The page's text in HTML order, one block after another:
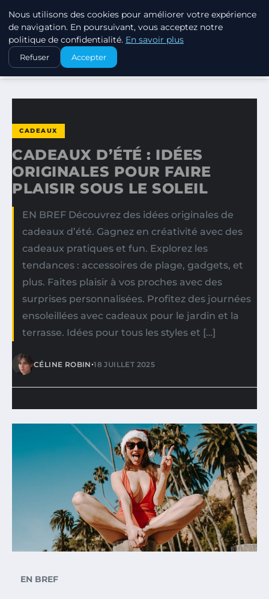
SWISSTALES
ACCUEIL
CADEAUX
CADEAUX D’ÉTÉ : IDÉES ORIGINALES POUR FAIRE PLAISIR…
CADEAUX
CADEAUX D’ÉTÉ : IDÉES
ORIGINALES POUR FAIRE
PLAISIR SOUS LE SOLEIL
EN BREF Découvrez des idées originales de
cadeaux d’été. Gagnez en créativité avec des
cadeaux pratiques et fun. Explorez les
tendances : accessoires de plage, gadgets, et
plus. Faites plaisir à vos proches avec des
surprises personnalisées. Profitez des journées
ensoleillées avec cadeaux pour le jardin et la
terrasse. Idées pour tous les styles et […]
CÉLINE ROBIN•18 JUILLET 2025
EN BREF
Nous utilisons des cookies pour améliorer votre expérience
de navigation. En poursuivant, vous acceptez notre
politique de confidentialité. En savoir plus
Refuser Accepter